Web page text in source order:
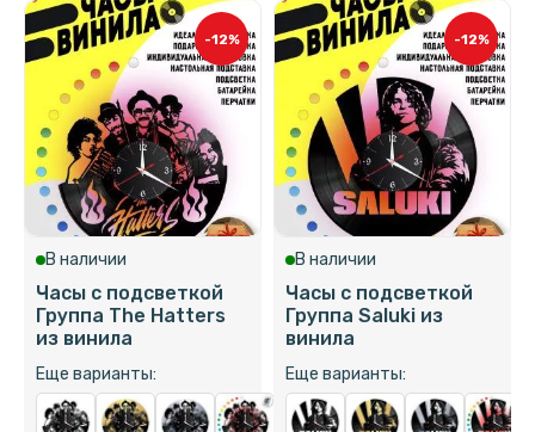
-12%
В наличии
Часы с подсветкой
Группа The Hatters
из винила
Еще варианты:
-12%
В наличии
Часы с подсветкой
Группа Saluki из
винила
Еще варианты: